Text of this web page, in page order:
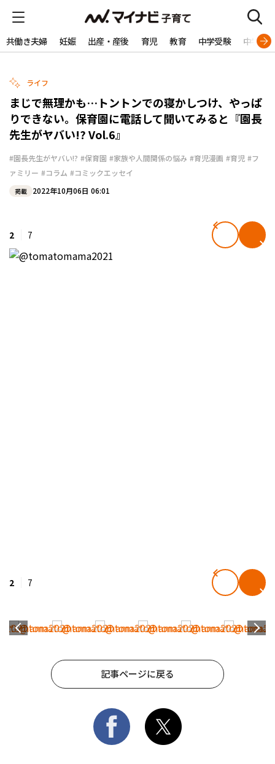
共働き夫婦 妊娠 出産・産後 育児 教育 中学受験 中学生
ライフ
まじで無理かも…トントンでの寝かしつけ、やっぱ
りできない。保育園に電話して聞いてみると『園長
先生がヤバい!? Vol.6』
#園長先生がヤバい!? #保育園 #家族や人間関係の悩み #育児漫画 #育児 #フ
ァミリー #コラム #コミックエッセイ
掲載 2022年10月06日 06:01
2 7
2 7
記事ページに戻る